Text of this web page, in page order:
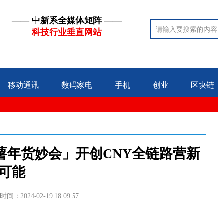
—— 中新系全媒体矩阵 ——
科技行业垂直网站
移动通讯 数码家电 手机 创业 区块链
年货妙会」开创CNY全链路营新
能
时间：2024-02-19 18:09:57